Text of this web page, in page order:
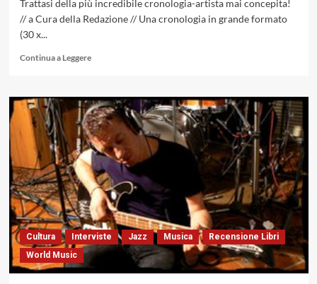
Trattasi della più incredibile cronologia-artista mai concepita!
// a Cura della Redazione // Una cronologia in grande formato
(30 x...
Continua a LeggereLeggi
su
“Miles
Davis
1959
A
Day-
By-
Day
Chronology”,
di
Enrico
Merlin
Cultura Interviste Jazz Musica
Recensione Libri
World Music